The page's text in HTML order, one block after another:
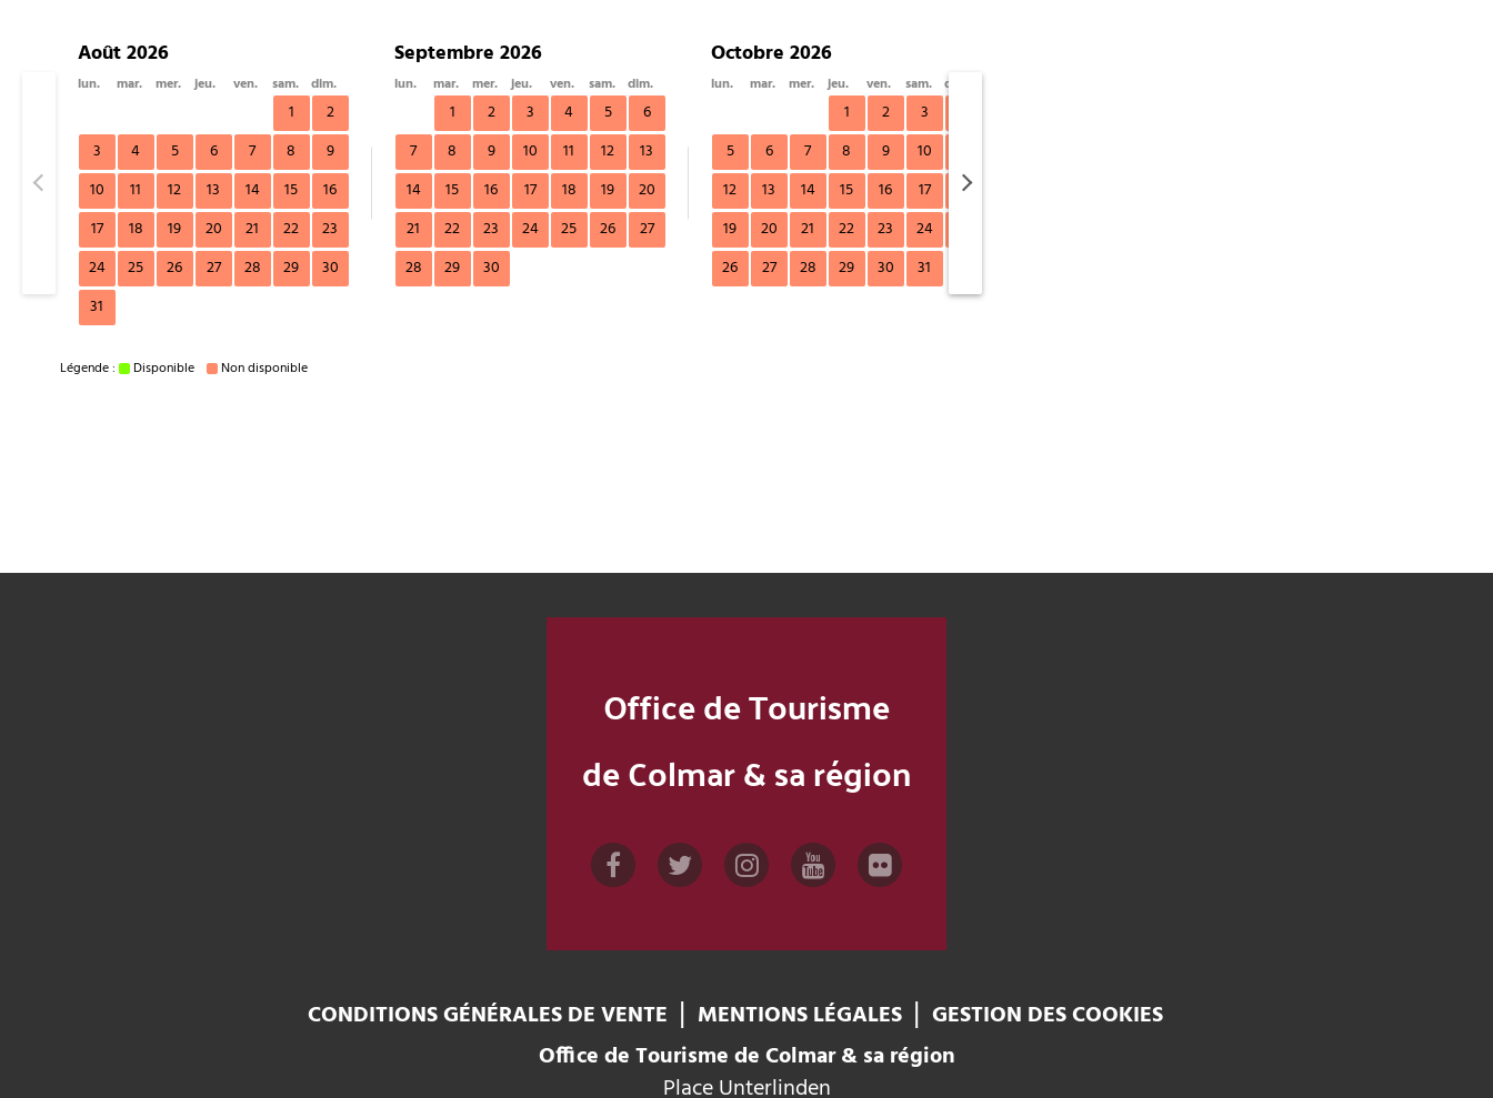
Août 2026
lun. mar. mer. jeu. ven. sam. dim.
1
2
3
4 5 6 7 8
9
10
11 12 13 14 15
16
17
18 19 20 21 22
23
24
25 26 27 28 29
30
31
Septembre 2026
lun. mar. mer. jeu. ven. sam. dim.
1 2 3 4 5
6
7
8 9 10 11 12
13
14
15 16 17 18 19
20
21
22 23 24 25 26
27
28
29 30
Octobre 2026
lun. mar. mer. jeu. ven. sam. dim.
1 2 3
5
6 7 8 9 10
12
13 14 15 16 17
18
19
20 21 22 23 24
26
27 28 29 30 31
Légende : Disponible Non disponible
Office de Tourisme de Colmar & sa région
Place Unterlinden
Office de Tourisme
de Colmar & sa région
CONDITIONS GÉNÉRALES DE VENTE MENTIONS LÉGALES GESTION DES COOKIES